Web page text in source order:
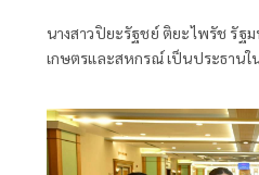
พัฒนาภาคเกษตรแด
นางสาวปิยะรัฐชย์ ติยะไพรัช รัฐ
เกษตรและสหกรณ์ เป็นประธาน